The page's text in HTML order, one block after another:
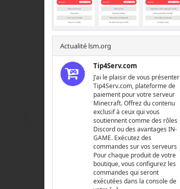
Actualité lsm.org
Tip4Serv.com
J’ai le plaisir de vous présenter
Tip4Serv.com, plateforme de
paiement pour votre serveur
Minecraft. Offrez du contenu
exclusif à ceux qui vous
soutiennent comme des rôles
Discord ou des avantages IN-
GAME. Exécutez des
commandes sur vos serveurs
Pour chaque produit de votre
boutique, vous configurez les
commandes qui seront
exécutées dans la console de